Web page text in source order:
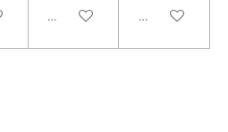
WarenkorbIn den Warenkorb
In den